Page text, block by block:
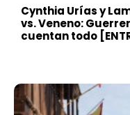
Cynthia Urías y
vs. Veneno:
cuentan todo